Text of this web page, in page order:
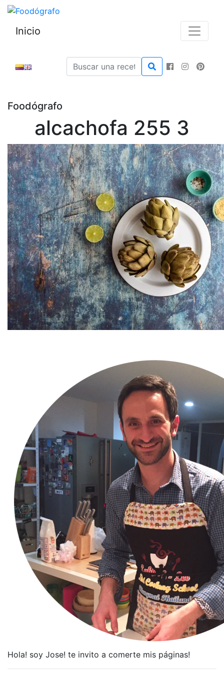
Inicio
Foodógrafo
alcachofa 255 3
Hola! soy Jose! te invito a comerte mis páginas!